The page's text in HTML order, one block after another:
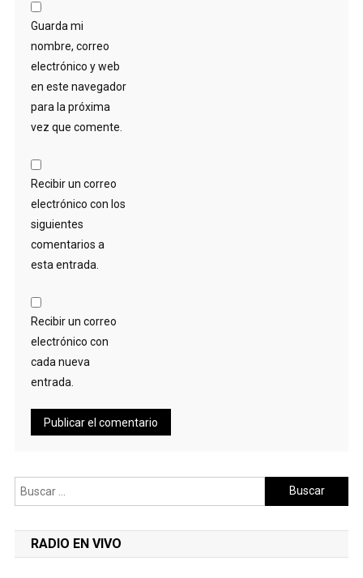
Guarda mi
nombre, correo
electrónico y web
en este navegador
para la próxima
vez que comente.
Recibir un correo
electrónico con los
siguientes
comentarios a
esta entrada.
Recibir un correo
electrónico con
cada nueva
entrada.
Buscar:
RADIO EN VIVO